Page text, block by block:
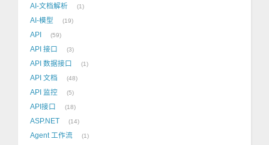
AI-文档解析 1
AI-模型 19
API 59
API 接口 3
API 数据接口 1
API 文档 48
API 监控 5
API接口 18
ASP.NET 14
Agent 工作流 1